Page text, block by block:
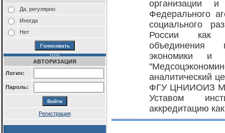
Да, регулярно
Иногда
Нет
АВТОРИЗАЦИЯ
Логин:
Пароль:
Регистрация
!
организации и
Федерального
социального
России как
объединения
экономики
аналитический
ФГУ ЦНИИОИЗ МЗ
Уставом
аккредитацию